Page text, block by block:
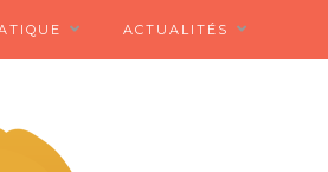
ACTUALITÉS